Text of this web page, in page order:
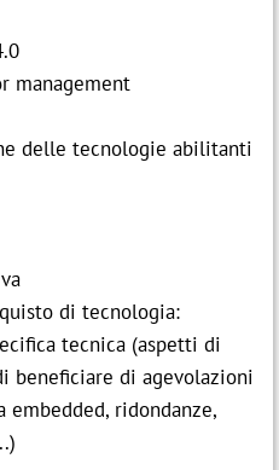
management
delle tecnologie abilitanti
di tecnologia:
tecnica (aspetti di
beneficiare di agevolazioni
ridondanze,